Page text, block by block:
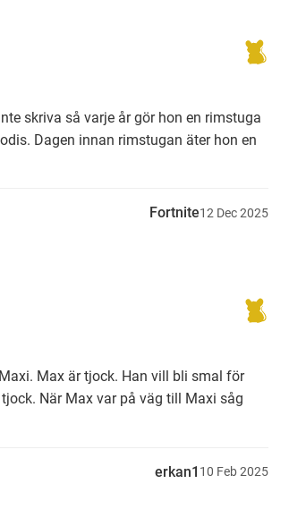
skriva så varje år gör hon en rimstuga
Dagen innan rimstugan äter hon en
Fortnite12 Dec2025
Max är tjock. Han vill bli smal för
När Max var på väg till Maxi såg
erkan1 10 Feb2025